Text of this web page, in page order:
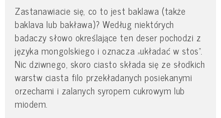
Zastanawiacie się, co to jest baklawa (także
baklava lub bakława)? Według niektórych
badaczy słowo określające ten deser pochodzi z
języka mongolskiego i oznacza „układać w stos”.
Nic dziwnego, skoro ciasto składa się ze słodkich
warstw ciasta filo przekładanych posiekanymi
orzechami i zalanych syropem cukrowym lub
miodem.